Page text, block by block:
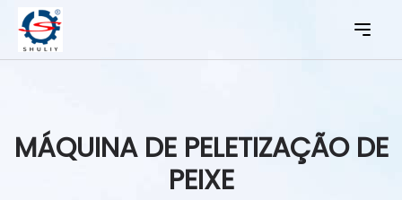
MÁQUINA DE PELETIZAÇÃO DE
PEIXE